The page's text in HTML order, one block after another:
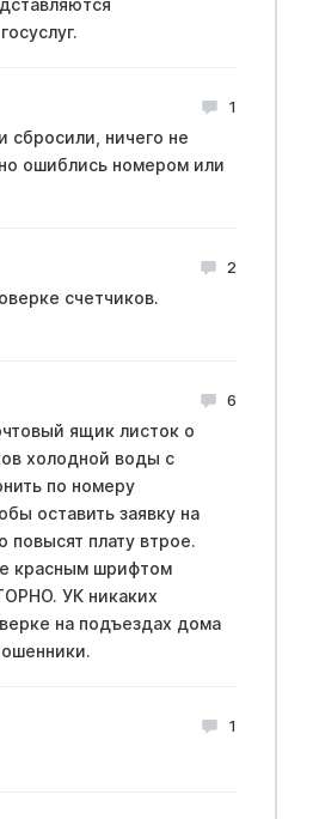
1
сбросили, ничего не
ошиблись номером или
2
счетчиков.
6
ящик листок о
холодной воды с
по номеру
оставить заявку на
повысят плату втрое.
красным шрифтом
УК никаких
на подъездах дома
1